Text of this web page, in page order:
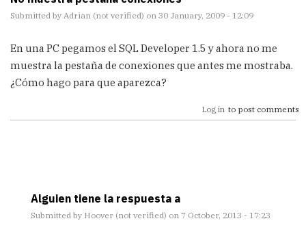
Submitted by Adrian (not verified) on 30 January, 2009 - 12:09
En una PC pegamos el SQL Developer 1.5 y ahora no me
muestra la pestaña de conexiones que antes me mostraba.
¿Cómo hago para que aparezca?
Log in to post comments
Alguien tiene la respuesta a
Submitted by Hoover (not verified) on 7 October, 2013 - 17:23